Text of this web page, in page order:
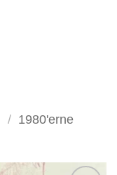
/ 1980'erne